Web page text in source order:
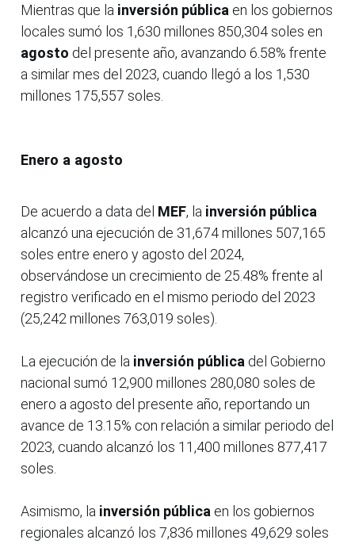
Mientras que la inversión pública en los gobiernos
locales sumó los 1,630 millones 850,304 soles en
agosto del presente año, avanzando 6.58% frente
a similar mes del 2023, cuando llegó a los 1,530
millones 175,557 soles.
Enero a agosto
De acuerdo a data del MEF, la inversión pública
alcanzó una ejecución de 31,674 millones 507,165
soles entre enero y agosto del 2024,
observándose un crecimiento de 25.48% frente al
registro verificado en el mismo periodo del 2023
(25,242 millones 763,019 soles).
La ejecución de la inversión pública del Gobierno
nacional sumó 12,900 millones 280,080 soles de
enero a agosto del presente año, reportando un
avance de 13.15% con relación a similar periodo del
2023, cuando alcanzó los 11,400 millones 877,417
soles.
Asimismo, la inversión pública en los gobiernos
regionales alcanzó los 7,836 millones 49,629 soles